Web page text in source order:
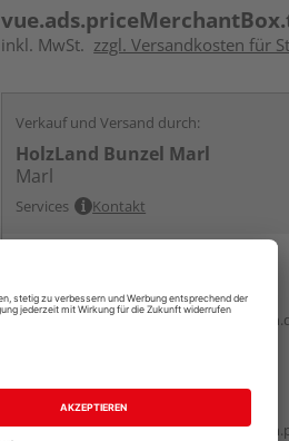
inkl. MwSt. zzgl. Versandkosten für
Verkauf und Versand durch:
HolzLand Bunzel Marl
Marl
Services Kontakt
Auf Vorbestellung:
Auf Vorbestellung: